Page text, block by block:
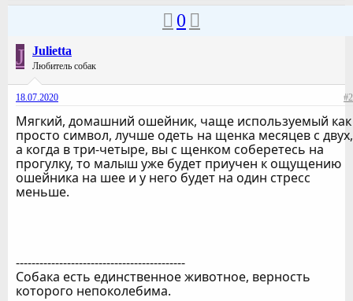
0
J Julietta
Любитель собак
18.07.2020 #2
Мягкий, домашний ошейник, чаще используемый как
просто символ, лучше одеть на щенка месяцев с двух,
а когда в три-четыре, вы с щенком соберетесь на
прогулку, то малыш уже будет приучен к ощущению
ошейника на шее и у него будет на один стресс
меньше.
-------------------------------------------
Собака есть единственное животное, верность
которого непоколебима.